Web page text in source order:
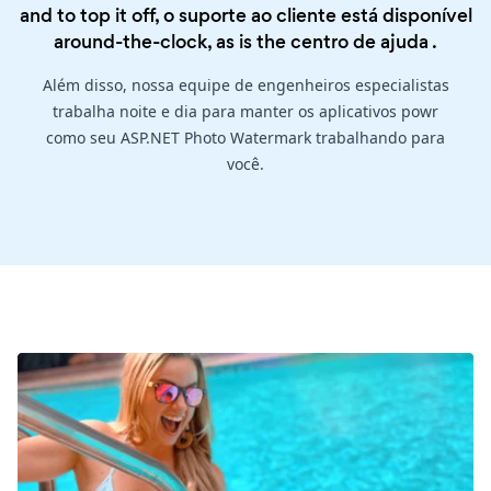
and to top it off, o suporte ao cliente está disponível
around-the-clock, as is thecentro de ajuda .
Além disso, nossa equipe de engenheiros especialistas
trabalha noite e dia para manter os aplicativos powr
como seu ASP.NET Photo Watermark trabalhando para
você.